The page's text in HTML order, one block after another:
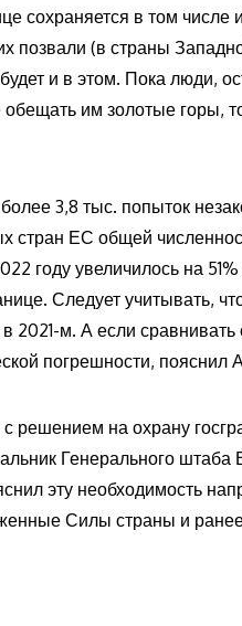
сохраняется в том
позвали (в страны
и в этом. Пока люди,
им золотые горы,
3,8 тыс. попыток
стран ЕС общей
году увеличилось на
Следует учитывать,
2021-м. А если
погрешности, пояснил
решением на охрану
Генерального
эту необходимость
Силы страны и